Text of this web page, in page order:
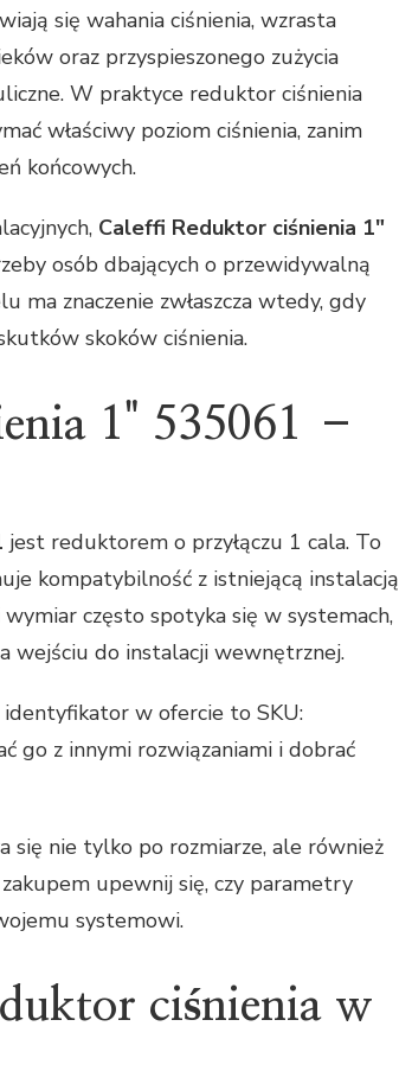
się wahania ciśnienia, wzrasta
oraz przyspieszonego zużycia
W praktyce reduktor ciśnienia
właściwy poziom ciśnienia, zanim
końcowych.
Caleffi Reduktor ciśnienia 1″
osób dbających o przewidywalną
ma znaczenie zwłaszcza wtedy, gdy
skoków ciśnienia.
1" 535061 –
jest reduktorem o przyłączu 1 cala. To
kompatybilność z istniejącą instalacją
często spotyka się w systemach,
wejściu do instalacji wewnętrznej.
identyfikator w ofercie to SKU:
go z innymi rozwiązaniami i dobrać
się nie tylko po rozmiarze, ale również
upewnij się, czy parametry
systemowi.
ciśnienia w